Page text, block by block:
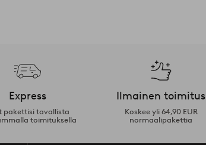
Express
pakettisi tavallista
toimituksella
Ilmainen toimitus
Koskee yli 64,90 EUR
normaalipakettia